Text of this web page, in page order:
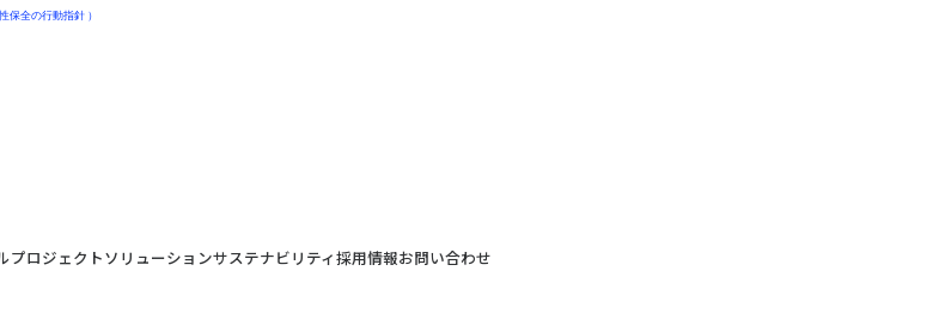
保全の行動指針 ）
プロジェクトソリューションサステナビリティ採用情報お問い合わせ